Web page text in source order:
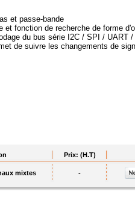
et passe-bande
et fonction de recherche de forme
du bus série I2C / SPI / UART
de suivre les changements de
Prix: (H.T)
mixtes -